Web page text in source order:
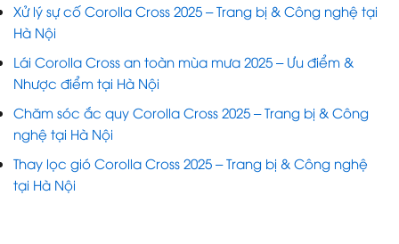
Xử lý sự cố Corolla Cross 2025 – Trang bị & Công nghệ tại
Hà Nội
Lái Corolla Cross an toàn mùa mưa 2025 – Ưu điểm &
Nhược điểm tại Hà Nội
Chăm sóc ắc quy Corolla Cross 2025 – Trang bị & Công
nghệ tại Hà Nội
Thay lọc gió Corolla Cross 2025 – Trang bị & Công nghệ
tại Hà Nội